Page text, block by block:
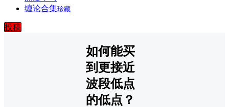
缠论合集珍藏
投稿
如何能买
到更接近
波段低点
的低点？